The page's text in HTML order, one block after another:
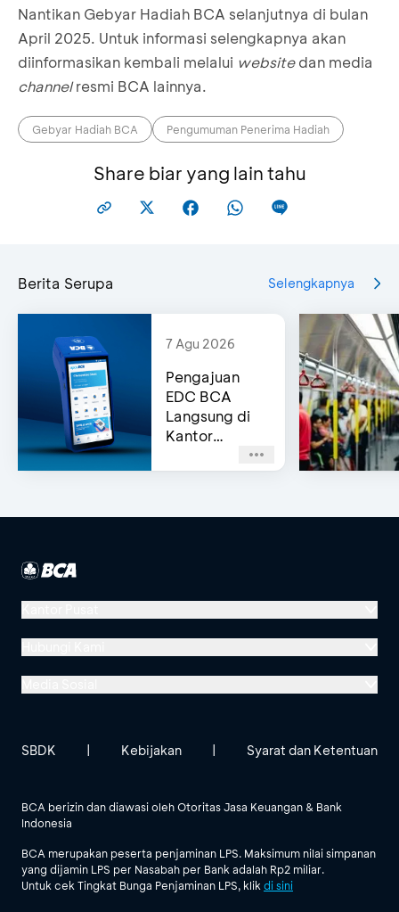
12
***ATA KARU***NG
13
MOCH**AD **ZAL
RIAN**AH
***IRA *UR
OKTA***NA
***URI
18 **US **LIM
19 **ICK *IE
22 *L **RTO ***ONO *R
ADIK***NO
26
****TRA
Nantikan Gebyar Hadiah BCA selanjutnya di bulan
April 2025. Untuk informasi selengkapnya akan
diinformasikan kembali melalui websitedan media
channelresmi BCA lainnya.
Gebyar Hadiah BCA Pengumuman Penerima Hadiah
Share biar yang lain tahu
Berita Serupa Selengkapnya
7 Agu 2026
Pengajuan
EDC BCA
Langsung di
Kantor
(Same-Day
Menara BCA, Grand Indonesia
Jl. MH Thamrin No. 1
Lihat Semua Media Sosial
BCA berizin dan diawasi oleh Otoritas Jasa Keuangan & Bank
Indonesia
BCA merupakan peserta penjaminan LPS. Maksimum nilai simpanan
yang dijamin LPS per Nasabah per Bank adalah Rp2 miliar.
Untuk cek Tingkat Bunga Penjaminan LPS, klik di sini
SBDK | Kebijakan | Syarat dan Ketentuan